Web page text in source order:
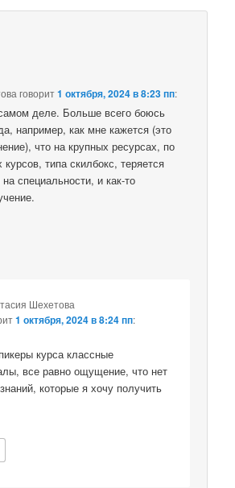
говорит1 октября, 2024 в 8:23 пп:
деле. Больше всего боюсь
например, как мне кажется (это
что на крупных ресурсах, по
курсов, типа скилбокс, теряется
специальности, и как-то
Шехетова
1 октября, 2024 в 8:24 пп:
курса классные
все равно ощущение, что нет
которые я хочу получить